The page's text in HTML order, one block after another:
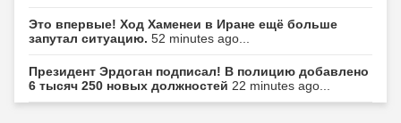
Это впервые! Ход Хаменеи в Иране ещё больше
запутал ситуацию. 52 minutes ago...
Президент Эрдоган подписал! В полицию добавлено
6 тысяч 250 новых должностей 22 minutes ago...